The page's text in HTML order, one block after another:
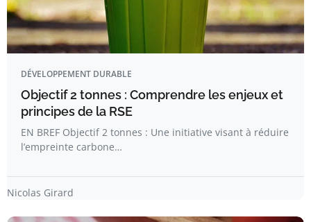
DÉVELOPPEMENT DURABLE
Objectif 2 tonnes : Comprendre les enjeux et
principes de la RSE
EN BREF Objectif 2 tonnes : Une initiative visant à réduire
l’empreinte carbone…
Nicolas Girard